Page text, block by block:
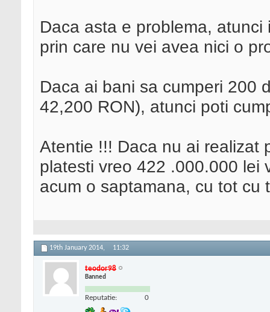
Daca asta e problema,
prin care nu vei avea nici o
Daca ai bani sa cumperi 200
42,200 RON), atunci poti
Atentie !!! Daca nu ai realizat
platesti vreo 422 .000.000 lei
acum o saptamana, cu tot cu
19th January 2014, 11:32
teodor98
Banned
Reputatie: 0